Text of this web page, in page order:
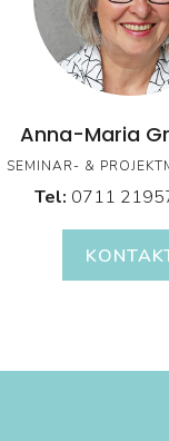
Anna-Maria
SEMINAR- &
Tel: 0711